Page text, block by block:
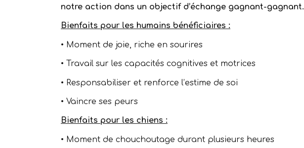
notre action dans un objectif d’échange gagnant-gagnant.
Bienfaits pour les humains bénéficiaires :
•⁠ ⁠Moment de joie, riche en sourires
•⁠ ⁠Travail sur les capacités cognitives et motrices
•⁠ ⁠Responsabiliser et renforce l’estime de soi
•⁠ ⁠Vaincre ses peurs
Bienfaits pour les chiens :
•⁠ ⁠Moment de chouchoutage durant plusieurs heures